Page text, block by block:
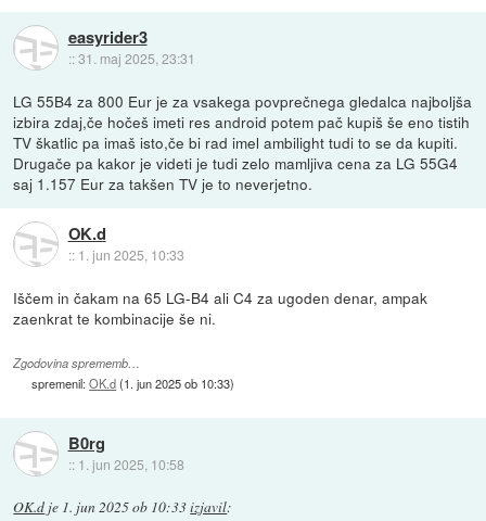
easyrider3
::31. maj 2025, 23:31
LG 55B4 za 800 Eur je za vsakega povprečnega gledalca najboljša
izbira zdaj,če hočeš imeti res android potem pač kupiš še eno tistih
TV škatlic pa imaš isto,če bi rad imel ambilight tudi to se da kupiti.
Drugače pa kakor je videti je tudi zelo mamljiva cena za LG 55G4
saj 1.157 Eur za takšen TV je to neverjetno.
OK.d
:: 1. jun 2025, 10:33
Iščem in čakam na 65 LG-B4 ali C4 za ugoden denar, ampak
zaenkrat te kombinacije še ni.
Zgodovina sprememb…
spremenil:OK.d(1. jun 2025 ob 10:33)
B0rg
:: 1. jun 2025, 10:58
OK.d je 1. jun 2025 ob 10:33izjavil: